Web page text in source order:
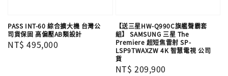
PASS INT-60 綜合擴大機 台灣公
司貨保固 高偏壓AB類設計
Regular
NT$ 495,000
【送三星HW-Q990C旗艦聲霸套
組】 SAMSUNG 三星 The
Premiere 超短焦雷射 SP-
LSP9TWAXZW 4K 智慧電視 公司
貨
Regular
NT$ 209,900